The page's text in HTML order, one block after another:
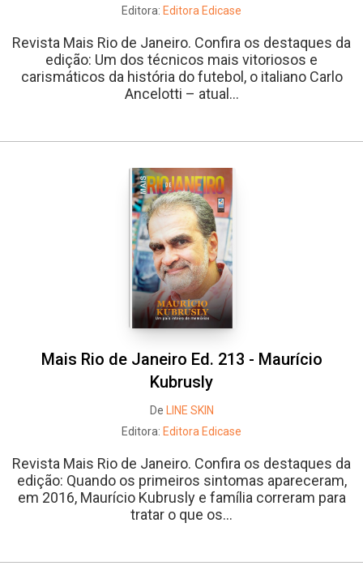
Editora: Editora Edicase
Revista Mais Rio de Janeiro. Confira os destaques da
edição: Um dos técnicos mais vitoriosos e
carismáticos da história do futebol, o italiano Carlo
Ancelotti – atual...
Mais Rio de Janeiro Ed. 213 - Maurício
Kubrusly
De
LINE SKIN
Editora: Editora Edicase
Revista Mais Rio de Janeiro. Confira os destaques da
edição: Quando os primeiros sintomas apareceram,
em 2016, Maurício Kubrusly e família correram para
tratar o que os...